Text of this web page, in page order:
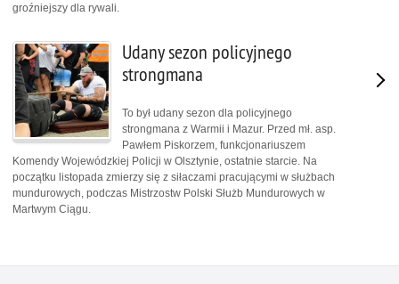
groźniejszy dla rywali.
Udany sezon policyjnego
strongmana
To był udany sezon dla policyjnego
strongmana z Warmii i Mazur. Przed mł. asp.
Pawłem Piskorzem, funkcjonariuszem
Komendy Wojewódzkiej Policji w Olsztynie, ostatnie starcie. Na
początku listopada zmierzy się z siłaczami pracującymi w służbach
mundurowych, podczas Mistrzostw Polski Służb Mundurowych w
Martwym Ciągu.